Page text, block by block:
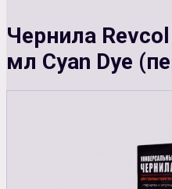
Чернила
мл Cyan Dye